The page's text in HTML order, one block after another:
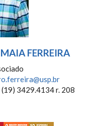
FERREIRA
3429.4134 r. 208